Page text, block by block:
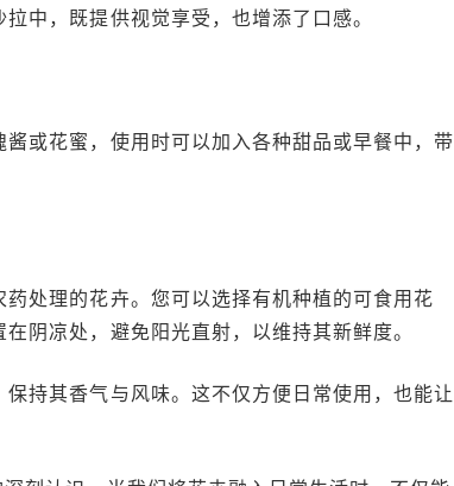
中，既提供视觉享受，也增添了口感。
或花蜜，使用时可以加入各种甜品或早餐中，带
处理的花卉。您可以选择有机种植的可食用花
阴凉处，避免阳光直射，以维持其新鲜度。
持其香气与风味。这不仅方便日常使用，也能让